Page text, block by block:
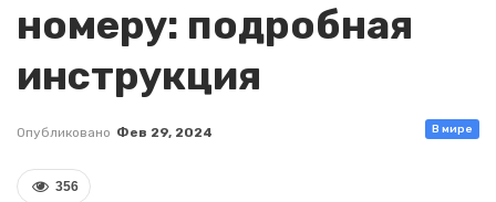
номеру: подробная
инструкция
В мире
Опубликовано Фев 29, 2024
356